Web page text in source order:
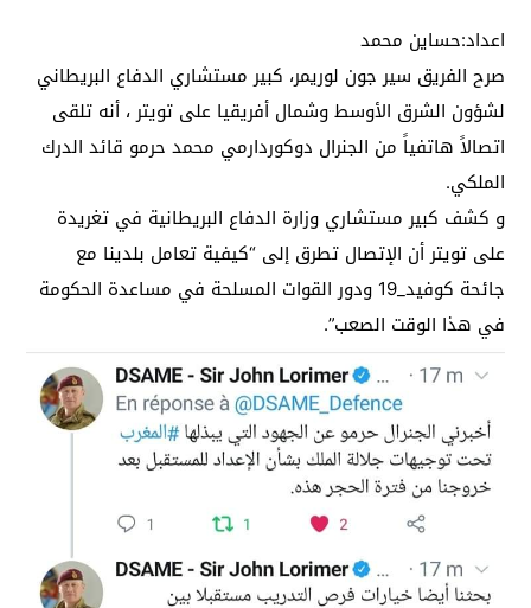
اعداد:حساين محمد
صرح الفريق سير جون لوريمر، كبير مستشاري الدفاع البريطاني
لشؤون الشرق الأوسط وشمال أفريقيا على تويتر ، أنه تلقى
اتصالاً هاتفياً من الجنرال دوكوردارمي محمد حرمو قائد الدرك
الملكي.
و كشف كبير مستشاري وزارة الدفاع البريطانية في تغريدة
على تويتر أن الإتصال تطرق إلى “كيفية تعامل بلدينا مع
جائحة كوفيد_19 ودور القوات المسلحة في مساعدة الحكومة
في هذا الوقت الصعب”.